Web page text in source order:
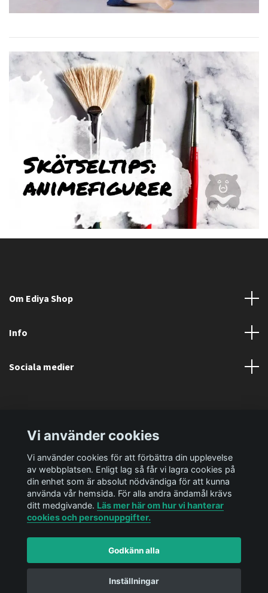
Om Ediya Shop
Info
Sociala medier
© 2026 Ediya Shop ABPowered by Quickbutik
Vi använder cookies
Vi använder cookies för att förbättra din upplevelse
av webbplatsen. Enligt lag så får vi lagra cookies på
din enhet som är absolut nödvändiga för att kunna
använda vår hemsida. För alla andra ändamål krävs
ditt medgivande. Läs mer här om hur vi hanterar
cookies och personuppgifter.
Godkänn alla
Inställningar